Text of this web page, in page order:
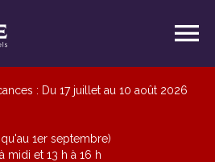
: Du 17 juillet au 10 août 2026
1er septembre)
midi et 13 h à 16 h